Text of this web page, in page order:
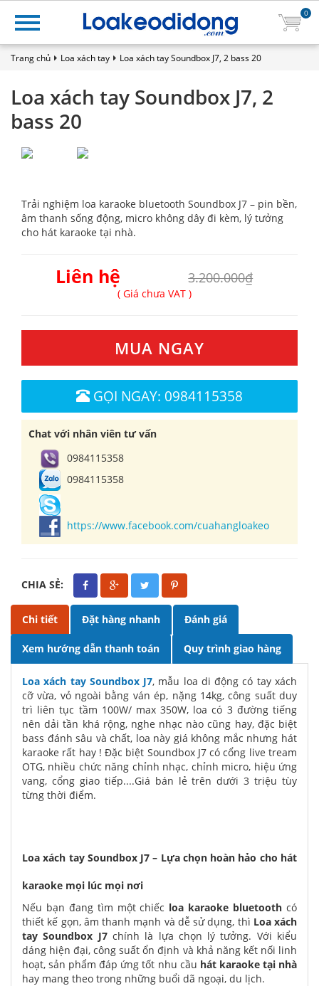
0
Trang chủ Loa xách tay Loa xách tay Soundbox J7, 2 bass 20
Loa xách tay Soundbox J7, 2
bass 20
Trải nghiệm loa karaoke bluetooth Soundbox J7 – pin bền,
âm thanh sống động, micro không dây đi kèm, lý tưởng
cho hát karaoke tại nhà.
Liên hệ 3.200.000₫
( Giá chưa VAT )
MUA NGAY
GỌI NGAY: 0984115358
Chat với nhân viên tư vấn
0984115358
0984115358
https://www.facebook.com/cuahangloakeo
CHIA SẺ:
Chi tiết Đặt hàng nhanh Đánh giá
Xem hướng dẫn thanh toán Quy trình giao hàng
Loa xách tay Soundbox J7, mẫu loa di động có tay xách
cỡ vừa, vỏ ngoài bằng ván ép, nặng 14kg, công suất duy
trì liên tục tầm 100W/ max 350W, loa có 3 đường tiếng
nên dải tần khá rộng, nghe nhạc nào cũng hay, đặc biệt
bass đánh sâu và chất, loa này giá không mắc nhưng hát
karaoke rất hay ! Đặc biệt Soundbox J7 có cổng live tream
OTG, nhiều chức năng chỉnh nhạc, chỉnh micro, hiệu ứng
vang, cổng giao tiếp....Giá bán lẻ trên dưới 3 triệu tùy
từng thời điểm.
Loa xách tay Soundbox J7 – Lựa chọn hoàn hảo cho hát
karaoke mọi lúc mọi nơi
Nếu bạn đang tìm một chiếc loa karaoke bluetooth có
thiết kế gọn, âm thanh mạnh và dễ sử dụng, thì Loa xách
tay Soundbox J7chính là lựa chọn lý tưởng. Với kiểu
dáng hiện đại, công suất ổn định và khả năng kết nối linh
hoạt, sản phẩm đáp ứng tốt nhu cầu hát karaoke tại nhà
hay mang theo trong những buổi dã ngoại, du lịch.